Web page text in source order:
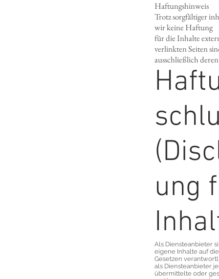
Haftungshinweis
Trotz sorgfältiger
wir keine Haftung
für die Inhalte
verlinkten Seiten
ausschließlich
ung
Als Diensteanbieter
eigene Inhalte auf
Gesetzen
als Diensteanbieter
übermittelte oder